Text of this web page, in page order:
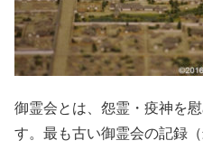
御霊会とは、怨霊・疫神を
す。最も古い御霊会の記録